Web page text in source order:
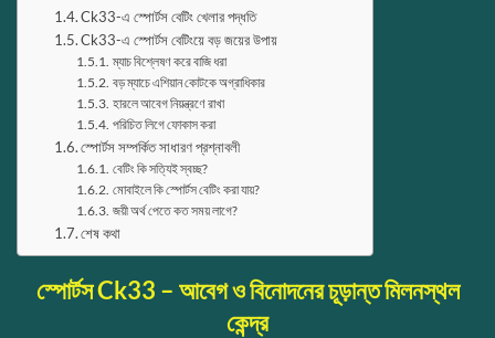
Ck33-এ স্পোর্টস বেটিং খেলার পদ্ধতি
Ck33-এ স্পোর্টস বেটিংয়ে বড় জয়ের উপায়
ম্যাচ বিশ্লেষণ করে বাজি ধরা
বড় ম্যাচে এশিয়ান কোটকে অগ্রাধিকার
হারলে আবেগ নিয়ন্ত্রণে রাখা
পরিচিত লিগে ফোকাস করা
স্পোর্টস সম্পর্কিত সাধারণ প্রশ্নাবলী
বেটিং কি সত্যিই স্বচ্ছ?
মোবাইলে কি স্পোর্টস বেটিং করা যায়?
জয়ী অর্থ পেতে কত সময় লাগে?
শেষ কথা
স্পোর্টস Ck33 – আবেগ ও বিনোদনের চূড়ান্ত মিলনস্থল
কেন্দ্র